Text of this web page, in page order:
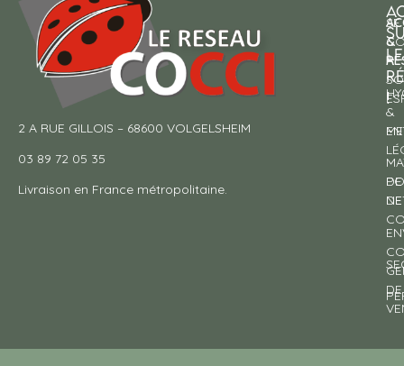
2 A RUE GILLOIS – 68600 VOLGELSHEIM
03 89 72 05 35
Livraison en France métropolitaine.
&
&
DE
SE
À
DE
DE
!